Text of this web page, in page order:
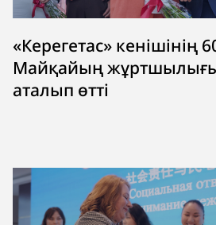
«Керегетас» кенішінің
Майқайың
аталып өтті